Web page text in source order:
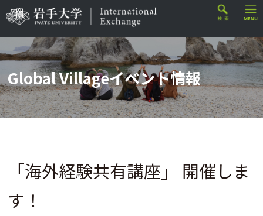
Global Villageイベント情報
「海外経験共有講座」 開催しま
す！